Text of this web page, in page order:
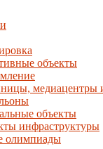
объекты
медиацентры
объекты
инфраструктуры
олимпиады